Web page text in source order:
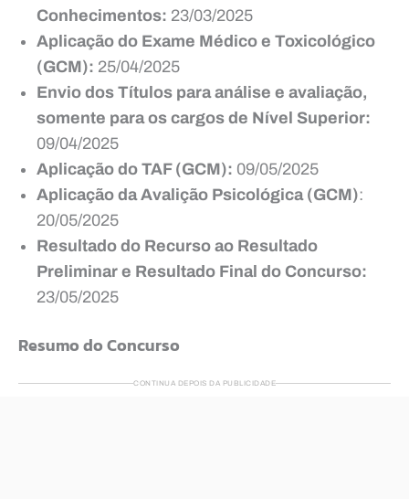
Conhecimentos: 23/03/2025
Aplicação do Exame Médico e Toxicológico
(GCM): 25/04/2025
Envio dos Títulos para análise e avaliação,
somente para os cargos de Nível Superior:
09/04/2025
Aplicação do TAF (GCM): 09/05/2025
Aplicação da Avalição Psicológica (GCM):
20/05/2025
Resultado do Recurso ao Resultado
Preliminar e Resultado Final do Concurso:
23/05/2025
Resumo do Concurso
CONTINUA DEPOIS DA PUBLICIDADE